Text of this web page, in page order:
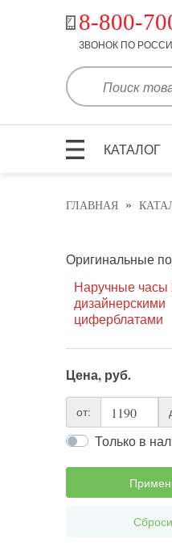
8-800-
ЗВОНОК ПО
КАТАЛОГ
ГЛАВНАЯ »
Оригинальные
Наручные часы
дизайнерскими
циферблатами
Цена, руб.
от:
Только в